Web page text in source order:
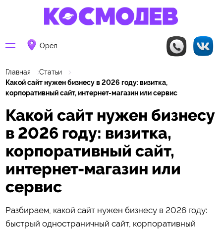
Орёл
Главная
Статьи
Какой сайт нужен бизнесу в 2026 году: визитка,
корпоративный сайт, интернет-магазин или сервис
Какой сайт нужен бизнесу
в 2026 году: визитка,
корпоративный сайт,
интернет-магазин или
сервис
Разбираем, какой сайт нужен бизнесу в 2026 году:
быстрый одностраничный сайт, корпоративный